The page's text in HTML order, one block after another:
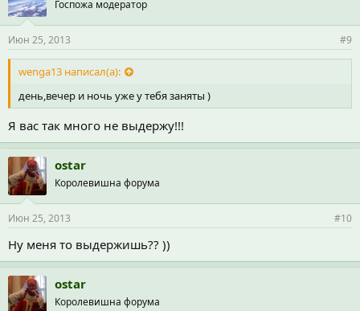
Госпожа модератор
Июн 25, 2013 #9
wenga13 написал(а):
день,вечер и ночь уже у тебя заняты )
Я вас так много не выдержу!!!
ostar
Королевишна форума
Июн 25, 2013 #10
Ну меня то выдержишь?? ))
ostar
Королевишна форума